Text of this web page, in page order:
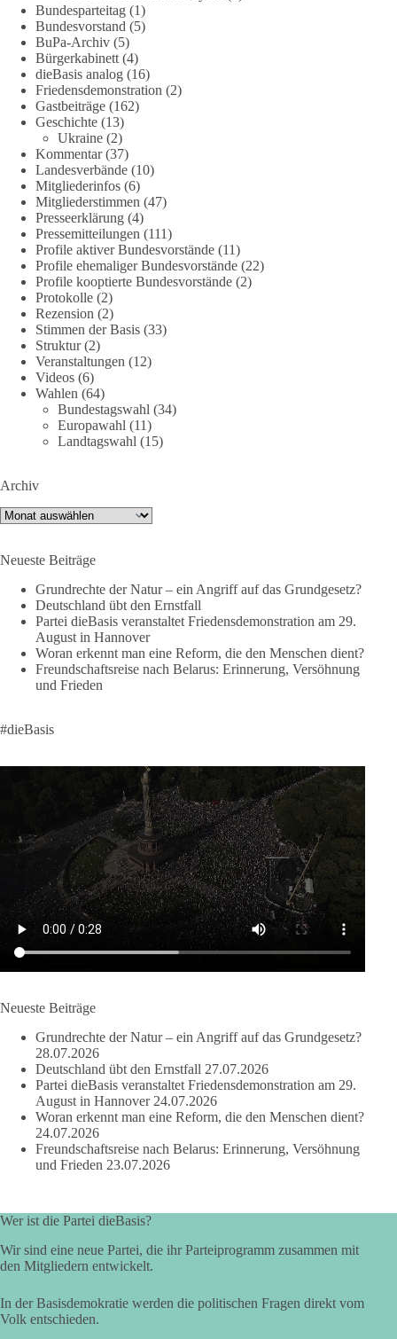
Es ging weniger um fertige Antworten als um eine Debatte
darüber, wie Freiheit, Verantwortung, Naturschutz und
Grundrechte in einer demokratischen Gesellschaft künftig
miteinander in Einklang gebracht werden können.
#dieBasis #natur #grundrechte
38 7 8
DieBasis
1 Tag zuvor
Jetzt dieBasis Sachsen-Anhalt unterstützen!
Die Landtagswahl 2026 in Sachsen-Anhalt findet am 6.
September statt. Die Inhalte stehen – jetzt müssen sie gesehen,
geteilt und diskutiert werden.
Folge unseren Kanälen:
Facebook:
https://www.facebook.com/groups/diebasissachsenanhalt/
Tiktok:
X:https://x.com/DieBasisLSA
Youtube:https://www.youtube.com/dieBasisSachsenAnhalt
🟩🟩🟦🟦🟥🟥🟧🟧
Like, teile und kommentiere unsere Beiträge, damit noch mehr
Menschen mitbekommen, wofür wir stehen und warum es sich
lohnt, dieBasis zu wählen.
Mehr Infos: https://diebasis-st.de/wahlprogramm/
#dieBasis #Landtagswahl
Auf Facebook ansehen
DieBasis
2 Tage(n) zuvor
🔎 Über 100-mal keine Antwort.
Anthony Fauci, Immunologe und Berater des ehemaligen US-
Präsidenten, hat bei einer Anhörung des US-Senats auf mehr
als 100 Fragen die Aussage verweigert. Die juristische
Bewertung werden Gerichte und Ermittlungen klären – auch
der Vorgang eines deutlich:
Die Corona-Zeit ist noch lange nicht aufgearbeitet.
Auch in Deutschland warten viele Menschen bis heute auf
Antworten:
❓ Wie wurden politische Entscheidungen getroffen?
❓ Welche Maßnahmen waren notwendig und welche nicht?
❓Und wer übernimmt die Verantwortung für die massiven
in unseren Rechtsstaat?
🟩🟩🟦🟦🟥🟥🟧🟧
Fragen zu vermeiden. Sie lebt davon, Fragen offen zu stellen
und transparent zu beantworten.
Bundesparteitag (1)
Bundesvorstand (5)
BuPa-Archiv (5)
Bürgerkabinett (4)
dieBasis analog (16)
Friedensdemonstration (2)
Gastbeiträge (162)
Geschichte (13)
Ukraine (2)
Kommentar(37)
Landesverbände (10)
Mitgliederinfos (6)
Mitgliederstimmen (47)
Presseerklärung (4)
Pressemitteilungen (111)
Profile aktiver Bundesvorstände (11)
Profile ehemaliger Bundesvorstände (22)
Profile kooptierte Bundesvorstände (2)
Protokolle (2)
Rezension (2)
Stimmen der Basis (33)
Struktur(2)
Veranstaltungen (12)
Videos (6)
Wahlen (64)
Bundestagswahl (34)
Europawahl (11)
Landtagswahl (15)
Archiv
Archiv
Neueste Beiträge
Grundrechte der Natur – ein Angriff auf das Grundgesetz?
Deutschland übt den Ernstfall
Partei dieBasis veranstaltet Friedensdemonstration am 29.
August in Hannover
Woran erkennt man eine Reform, die den Menschen dient?
Freundschaftsreise nach Belarus: Erinnerung, Versöhnung
und Frieden
#dieBasis
Neueste Beiträge
Grundrechte der Natur – ein Angriff auf das Grundgesetz?
28.07.2026
Deutschland übt den Ernstfall 27.07.2026
Partei dieBasis veranstaltet Friedensdemonstration am 29.
August in Hannover 24.07.2026
Woran erkennt man eine Reform, die den Menschen dient?
24.07.2026
Freundschaftsreise nach Belarus: Erinnerung, Versöhnung
und Frieden 23.07.2026
Wer ist die Partei dieBasis?
Wir sind eine neue Partei, die ihr Parteiprogramm zusammen mit
den Mitgliedern entwickelt.
In der Basisdemokratie werden die politischen Fragen direkt vom
Volk entschieden.